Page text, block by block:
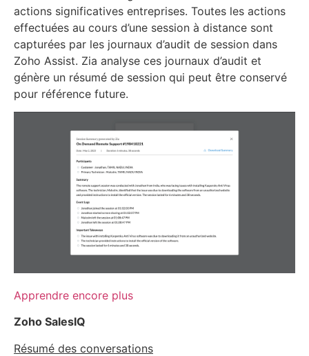
actions significatives entreprises. Toutes les actions
effectuées au cours d’une session à distance sont
capturées par les journaux d’audit de session dans
Zoho Assist. Zia analyse ces journaux d’audit et
génère un résumé de session qui peut être conservé
pour référence future.
Apprendre encore plus
Zoho SalesIQ
Résumé des conversations